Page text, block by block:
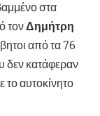
στα
τονΔημήτρη
από τα 76
δεν κατάφεραν
αυτοκίνητο